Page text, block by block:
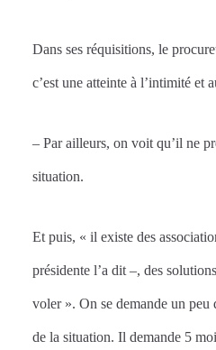
Dans ses réquisitions, le
c’est une atteinte à l’intimité et
– Par ailleurs, on voit qu’il ne
situation.
Et puis, « il existe des
présidente l’a dit –, des
voler ». On se demande un peu
de la situation. Il demande 5